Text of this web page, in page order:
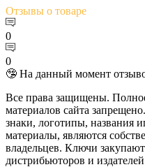
Отзывы о товаре
0
0
🤥 На данный момент
Все права защищены.
материалов сайта
знаки, логотипы, названия
материалы, являются
владельцев. Ключи
дистрибьюторов и